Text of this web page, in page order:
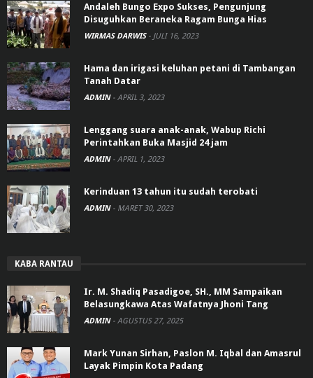
Andaleh Bungo Expo Sukses, Pengunjung
Disuguhkan Beraneka Ragam Bunga Hias
WIRMAS DARWIS - JULI 16, 2023
Hama dan irigasi keluhan petani di Tambangan
Tanah Datar
ADMIN - APRIL 3, 2023
Lenggang suara anak-anak, Wabup Richi
Perintahkan Buka Masjid 24 jam
ADMIN - APRIL 1, 2023
Kerinduan 13 tahun itu sudah terobati
ADMIN - MARET 30, 2023
KABA RANTAU
Ir. M. Shadiq Pasadigoe, SH., MM Sampaikan
Belasungkawa Atas Wafatnya Jhoni Tang
ADMIN - AGUSTUS 27, 2025
Mark Yunan Sirhan, Paslon M. Iqbal dan Amasrul
Layak Pimpin Kota Padang